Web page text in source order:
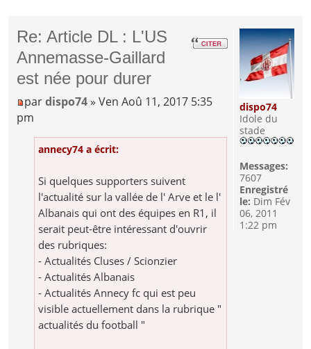
Re: Article DL : L'US
Annemasse-Gaillard
est née pour durer
pardispo74 » Ven Aoû 11, 2017 5:35
pm
annecy74 a écrit:
Si quelques supporters suivent
l'actualité sur la vallée de l' Arve et le l'
Albanais qui ont des équipes en R1, il
serait peut-être intéressant d'ouvrir
des rubriques:
- Actualités Cluses / Scionzier
- Actualités Albanais
- Actualités Annecy fc qui est peu
visible actuellement dans la rubrique "
actualités du football "
dispo74
Idole du
stade
Messages:
7607
Enregistré
le: Dim Fév
06, 2011
1:22 pm